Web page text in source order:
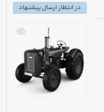
در انتظار ارسال پیشنهاد